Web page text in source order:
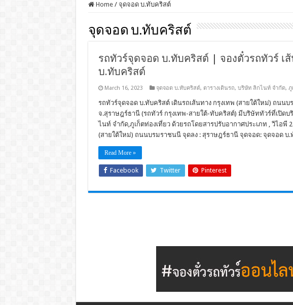
Home / จุดจอด บ.ทับคริสต์
จุดจอด บ.ทับคริสต์
รถทัวร์จุดจอด บ.ทับคริสต์ | จองตั๋วรถทัวร์ เ
บ.ทับคริสต์
March 16, 2023 จุดจอด บ.ทับคริสต์, ตารางเดินรถ, บริษัท ลิกไนท์ จำกัด, ภู
รถทัวร์จุดจอด บ.ทับคริสต์ เดินรถเส้นทาง กรุงเทพ (สายใต้ใหม่) ถนน
จ.สุราษฎร์ธานี (รถทัวร์ กรุงเทพ-สายใต้-ทับคริสต์) มีบริษัททัวร์ที่เปิด
ไนท์ จำกัด,ภูเก็ตท่องเที่ยว ด้วยรถโดยสารปรับอากาศประเภท , วิไอพี
(สายใต้ใหม่) ถนนบรมราชนนี จุดลง : สุราษฎร์ธานี จุดจอด: จุดจอด บ
Read More »
Facebook Twitter Pinterest